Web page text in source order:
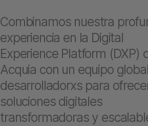
Combinamos nuestra
experiencia en la Digital
Experience Platform (DXP)
Acquia con un equipo
desarrolladorxs para
soluciones digitales
transformadoras y